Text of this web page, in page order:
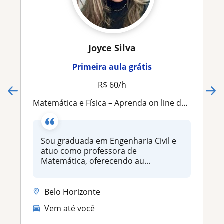
Joyce Silva
Primeira aula grátis
R$ 60/h
Matemática e Física – Aprenda on line de forma simples e sem medo!
Sou graduada em Engenharia Civil e
atuo como professora de
Matemática, oferecendo au...
Belo Horizonte
Vem até você